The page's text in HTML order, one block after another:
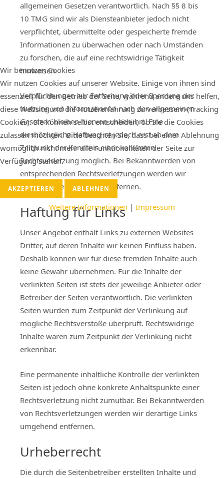
allgemeinen Gesetzen verantwortlich. Nach §§ 8 bis
10 TMG sind wir als Diensteanbieter jedoch nicht
verpflichtet, übermittelte oder gespeicherte fremde
Informationen zu überwachen oder nach Umständen
zu forschen, die auf eine rechtswidrige Tätigkeit
hinweisen.
Verpflichtungen zur Entfernung oder Sperrung der
Nutzung von Informationen nach den allgemeinen
Gesetzen bleiben hiervon unberührt. Eine
diesbezügliche Haftung ist jedoch erst ab dem
Zeitpunkt der Kenntnis einer konkreten
Rechtsverletzung möglich. Bei Bekanntwerden von
entsprechenden Rechtsverletzungen werden wir
diese Inhalte umgehend entfernen.
Haftung für Links
Unser Angebot enthält Links zu externen Websites
Dritter, auf deren Inhalte wir keinen Einfluss haben.
Deshalb können wir für diese fremden Inhalte auch
keine Gewähr übernehmen. Für die Inhalte der
verlinkten Seiten ist stets der jeweilige Anbieter oder
Betreiber der Seiten verantwortlich. Die verlinkten
Seiten wurden zum Zeitpunkt der Verlinkung auf
mögliche Rechtsverstöße überprüft. Rechtswidrige
Inhalte waren zum Zeitpunkt der Verlinkung nicht
erkennbar.
Eine permanente inhaltliche Kontrolle der verlinkten
Seiten ist jedoch ohne konkrete Anhaltspunkte einer
Rechtsverletzung nicht zumutbar. Bei Bekanntwerden
von Rechtsverletzungen werden wir derartige Links
umgehend entfernen.
Urheberrecht
Die durch die Seitenbetreiber erstellten Inhalte und
Wir benutzen Cookies
Wir nutzen Cookies auf unserer Website. Einige von ihnen sind
essenziell für den Betrieb der Seite, während andere uns helfen,
diese Website und die Nutzererfahrung zu verbessern (Tracking
Cookies). Sie können selbst entscheiden, ob Sie die Cookies
zulassen möchten. Bitte beachten Sie, dass bei einer Ablehnung
womöglich nicht mehr alle Funktionalitäten der Seite zur
Verfügung stehen.
AKZEPTIEREN ABLEHNEN
Weitere Informationen | Impressum